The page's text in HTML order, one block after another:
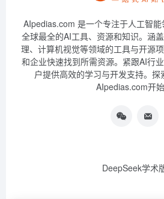
AIpedias.com 是一个专注于人工智
全球最全的AI工具、资源和知识。涵
理、计算机视觉等领域的工具与开源
和企业快速找到所需资源。紧跟AI行
户提供高效的学习与开发支持。探
AIpedias.com开始
DeepSeek学术